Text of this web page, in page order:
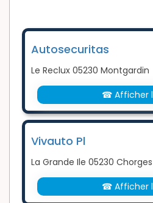
Autosecuritas
Le Reclux 05230 Montgardin
☎ Afficher
Vivauto Pl
La Grande Ile 05230 Chorges
☎ Afficher